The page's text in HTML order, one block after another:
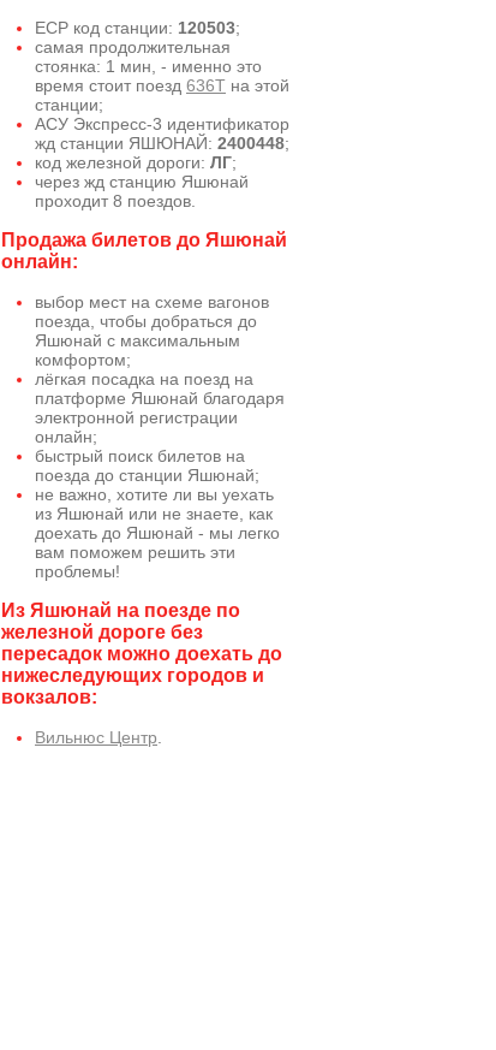
ЕСР код станции: 120503;
самая продолжительная
стоянка: 1 мин, - именно это
время стоит поезд 636Т на этой
станции;
АСУ Экспресс-3 идентификатор
жд станции ЯШЮНАЙ: 2400448;
код железной дороги: ЛГ;
через жд станцию Яшюнай
проходит 8 поездов.
Продажа билетов до Яшюнай
онлайн:
выбор мест на схеме вагонов
поезда, чтобы добраться до
Яшюнай с максимальным
комфортом;
лёгкая посадка на поезд на
платформе Яшюнай благодаря
электронной регистрации
онлайн;
быстрый поиск билетов на
поезда до станции Яшюнай;
не важно, хотите ли вы уехать
из Яшюнай или не знаете, как
доехать до Яшюнай - мы легко
вам поможем решить эти
проблемы!
Из Яшюнай на поезде по
железной дороге без
пересадок можно доехать до
нижеследующих городов и
вокзалов:
Вильнюс Центр